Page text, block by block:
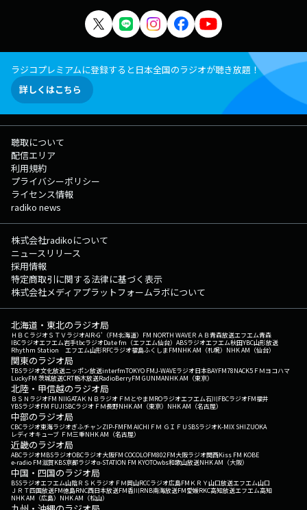
ラジコプレミアムに登録すると日本全国のラジオが聴き放題！
詳しくはこちら
聴取について
配信エリア
利用規約
プライバシーポリシー
ライセンス情報
radiko news
株式会社radikoについて
ニュースリリース
採用情報
特定商取引に関する法律に基づく表示
株式会社メディアプラットフォームラボについて
北海道・東北のラジオ局
ＨＢＣラジオＳＴＶラジオAIR-G'（FM北海道） FM NORTH WAVEＲＡＢ青森放送エフエム青森
IBCラジオエフエム岩手tbcラジオDate fm（エフエム仙台） ABSラジオエフエム秋田YBC山形放送
Rhythm Station エフエム山形RFCラジオ福島ふくしまFMNHK AM（札幌） NHK AM（仙台）
関東のラジオ局
TBSラジオ文化放送ニッポン放送interfmTOKYO FMJ-WAVEラジオ日本BAYFM78NACK5 ＦＭヨコハマ
LuckyFM 茨城放送CRT栃木放送RadioBerryFM GUNMANHK AM（東京）
北陸・甲信越のラジオ局
ＢＳＮラジオFM NIIGATAＫＮＢラジオ ＦＭとやまMROラジオエフエム石川FBCラジオFM福井
YBSラジオFM FUJISBCラジオ ＦＭ長野NHK AM（東京） NHK AM（名古屋）
中部のラジオ局
CBCラジオ東海ラジオぎふチャンZIP-FMFM AICHI ＦＭ ＧＩＦＵ SBSラジオK-MIX SHIZUOKA
レディオキューブ ＦＭ三重NHK AM（名古屋）
近畿のラジオ局
ABCラジオMBSラジオOBCラジオ大阪FM COCOLOFM802FM大阪ラジオ関西Kiss FM KOBE
e-radio FM滋賀KBS京都ラジオα-STATION FM KYOTOwbs和歌山放送NHK AM（大阪）
中国・四国のラジオ局
BSSラジオエフエム山陰ＲＳＫラジオ ＦＭ岡山RCCラジオ広島FM ＫＲＹ山口放送エフエム山口
ＪＲＴ四国放送FM徳島RNC西日本放送FM香川RNB南海放送FM愛媛RKC高知放送エフエム高知
NHK AM（広島） NHK AM（松山）